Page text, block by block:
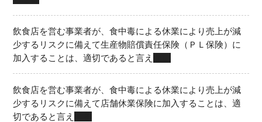
飲食店を営む事業者が、食中毒による休業により売上が減
少するリスクに備えて生産物賠償責任保険（ＰＬ保険）に
加入することは、適切であると言え
飲食店を営む事業者が、食中毒による休業により売上が減
少するリスクに備えて店舗休業保険に加入することは、適
切であると言え